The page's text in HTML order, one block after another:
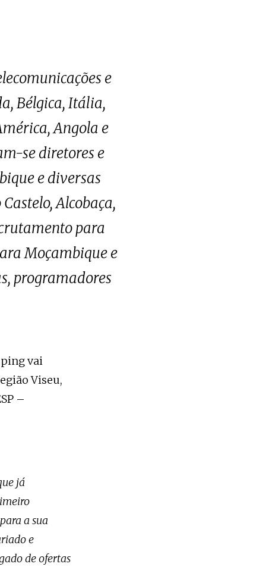
e
Bélgica, Itália,
Angola e
se diretores e
e diversas
Alcobaça,
para
Moçambique e
programadores
vai
Viseu,
–
já
a sua
e
de ofertas